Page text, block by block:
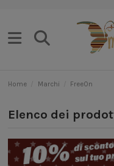
Home Marchi FreeOn
Elenco dei